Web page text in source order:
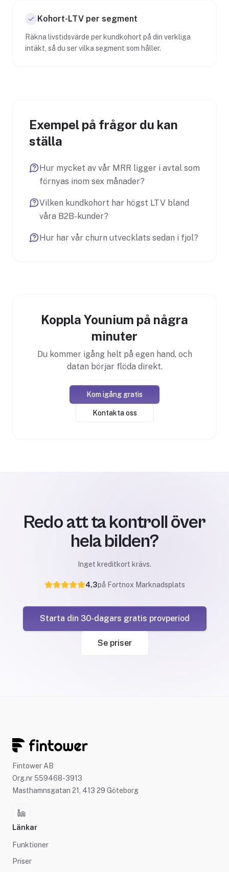
Kohort-LTV per segment
Räkna livstidsvärde per kundkohort på din verkliga
intäkt, så du ser vilka segment som håller.
Exempel på frågor du kan
ställa
Hur mycket av vår MRR ligger i avtal som
förnyas inom sex månader?
Vilken kundkohort har högst LTV bland
våra B2B-kunder?
Hur har vår churn utvecklats sedan i fjol?
Koppla Younium på några
minuter
Du kommer igång helt på egen hand, och
datan börjar flöda direkt.
Kom igång gratis
Kontakta oss
Redo att ta kontroll över
hela bilden?
Inget kreditkort krävs.
4,3på Fortnox Marknadsplats
Starta din 30-dagars gratis provperiod
Se priser
Fintower AB
Org.nr 559468-3913
Masthamnsgatan 21, 413 29 Göteborg
Länkar
Funktioner
Priser